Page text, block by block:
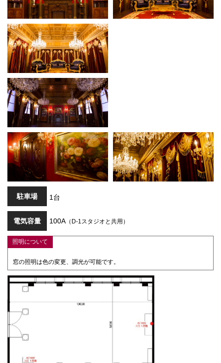
駐車場 1台
電気容量 100A （D-1スタジオと共用）
照明について
窓の照明は色の変更、調光が可能です。